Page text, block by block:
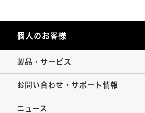
個人のお客様
製品・サービス
お問い合わせ・サポート情報
ニュース